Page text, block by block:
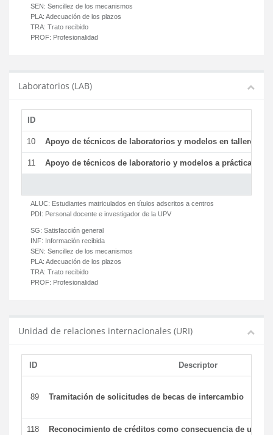
SEN: Sencillez de los mecanismos
PLA: Adecuación de los plazos
TRA: Trato recibido
PROF: Profesionalidad
Laboratorios (LAB)
ID
10 Apoyo de técnicos de laboratorios y modelos en talleres/
11 Apoyo de técnicos de laboratorio y modelos a prácticas y
ALUC: Estudiantes matriculados en títulos adscritos a centros
PDI: Personal docente e investigador de la UPV
SG: Satisfacción general
INF: Información recibida
SEN: Sencillez de los mecanismos
PLA: Adecuación de los plazos
TRA: Trato recibido
PROF: Profesionalidad
Unidad de relaciones internacionales (URI)
ID Descriptor
89 Tramitación de solicitudes de becas de intercambio
118 Reconocimiento de créditos como consecuencia de un